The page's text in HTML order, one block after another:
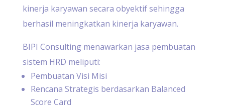
kinerja karyawan secara obyektif sehingga
berhasil meningkatkan kinerja karyawan.
BIPI Consulting menawarkan jasa pembuatan
sistem HRD meliputi:
Pembuatan Visi Misi
Rencana Strategis berdasarkan Balanced
Score Card